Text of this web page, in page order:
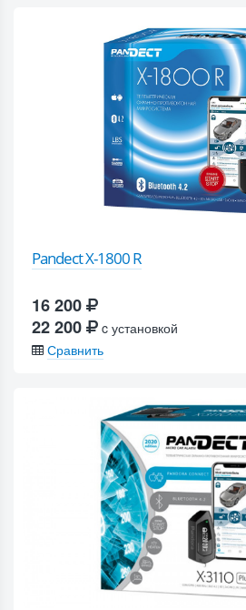
Pandect X-1800 R
16 200
22 200
c установкой
Сравнить